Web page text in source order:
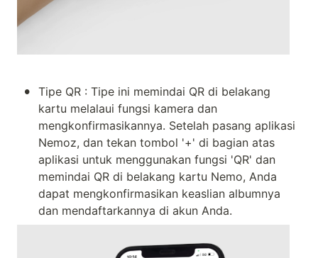
• Tipe QR : Tipe ini memindai QR di belakang
kartu melalaui fungsi kamera dan
mengkonfirmasikannya. Setelah pasang aplikasi
Nemoz, dan tekan tombol '+' di bagian atas
aplikasi untuk menggunakan fungsi 'QR' dan
memindai QR di belakang kartu Nemo, Anda
dapat mengkonfirmasikan keaslian albumnya
dan mendaftarkannya di akun Anda.